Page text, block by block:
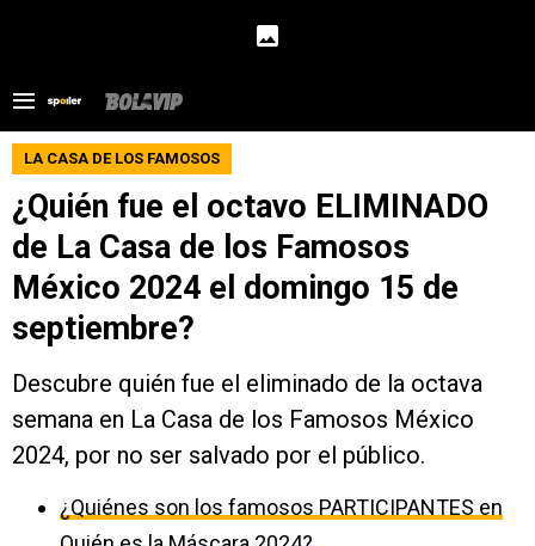
LA CASA DE LOS FAMOSOS
¿Quién fue el octavo ELIMINADO
de La Casa de los Famosos
México 2024 el domingo 15 de
septiembre?
Descubre quién fue el eliminado de la octava
semana en La Casa de los Famosos México
2024, por no ser salvado por el público.
¿Quiénes son los famosos PARTICIPANTES en